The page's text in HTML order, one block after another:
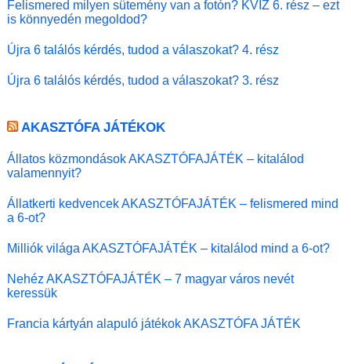
Felismered milyen sütemény van a fotón? KVÍZ 6. rész – ezt
is könnyedén megoldod?
Újra 6 találós kérdés, tudod a válaszokat? 4. rész
Újra 6 találós kérdés, tudod a válaszokat? 3. rész
AKASZTÓFA JÁTÉKOK
Állatos közmondások AKASZTÓFAJÁTÉK – kitalálod
valamennyit?
Állatkerti kedvencek AKASZTÓFAJÁTÉK – felismered mind
a 6-ot?
Milliók világa AKASZTÓFAJÁTÉK – kitalálod mind a 6-ot?
Nehéz AKASZTÓFAJÁTÉK – 7 magyar város nevét
keressük
Francia kártyán alapuló játékok AKASZTÓFA JÁTÉK